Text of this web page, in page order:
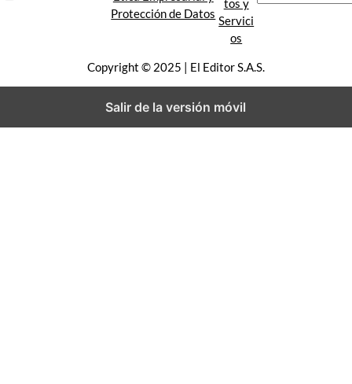
Protección de Datos
tos y
Servici
os
u
Copyright © 2025 | El Editor S.A.S.
Salir de la versión móvil